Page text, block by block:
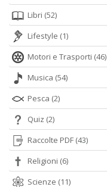
Libri (52)
Lifestyle (1)
Motori e Trasporti (46)
Musica (54)
Pesca (2)
Quiz (2)
Raccolte PDF (43)
Religioni (6)
Scienze (11)